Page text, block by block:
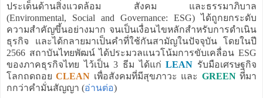
ประเด็นด้านสิ่งแวดล้อม สังคม และธรรมาภิบาล
(Environmental, Social and Governance: ESG) ได้ถูกยกระดับ
ความสำคัญขึ้นอย่างมาก จนเป็นเงื่อนไขหลักสำหรับการดำเนิน
ธุรกิจ และได้กลายมาเป็นคำที่ใช้กันสามัญในปัจจุบัน โดยในปี
2566 สถาบันไทยพัฒน์ ได้ประมวลแนวโน้มการขับเคลื่อน ESG
ของภาคธุรกิจไทย ไว้เป็น 3 ธีม ได้แก่LEAN รับมือเศรษฐกิจ
โลกถดถอยCLEAN เพื่อสังคมที่มีสุขภาวะ และ GREENที่มา
กกว่าคำมั่นสัญญา (อ่านต่อ)